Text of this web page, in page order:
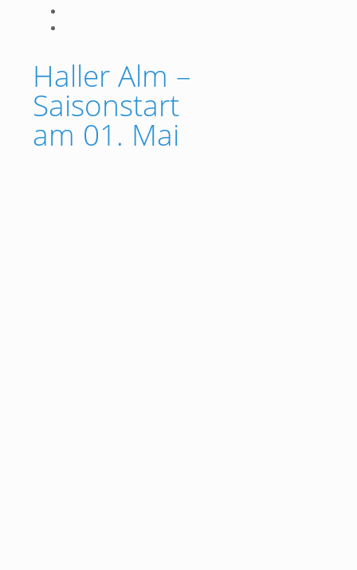
Haller Alm –
Saisonstart
am 01. Mai